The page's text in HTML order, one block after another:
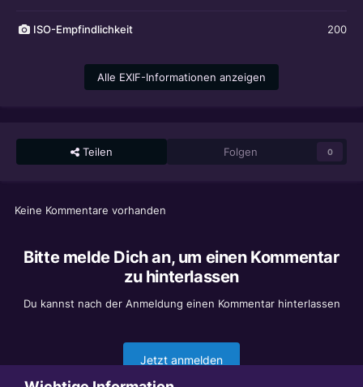
ISO-Empfindlichkeit 200
Alle EXIF-Informationen anzeigen
Teilen Folgen 0
Keine Kommentare vorhanden
Bitte melde Dich an, um einen Kommentar
zu hinterlassen
Du kannst nach der Anmeldung einen Kommentar hinterlassen
Jetzt anmelden